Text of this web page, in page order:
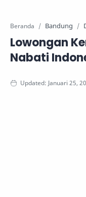
Beranda Bandung
Lowongan
Nabati